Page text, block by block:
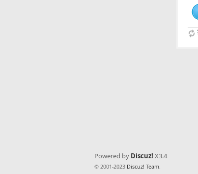
Powered by Discuz! X3.4
© 2001-2023 Discuz! Team.